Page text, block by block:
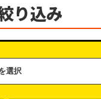
り込み